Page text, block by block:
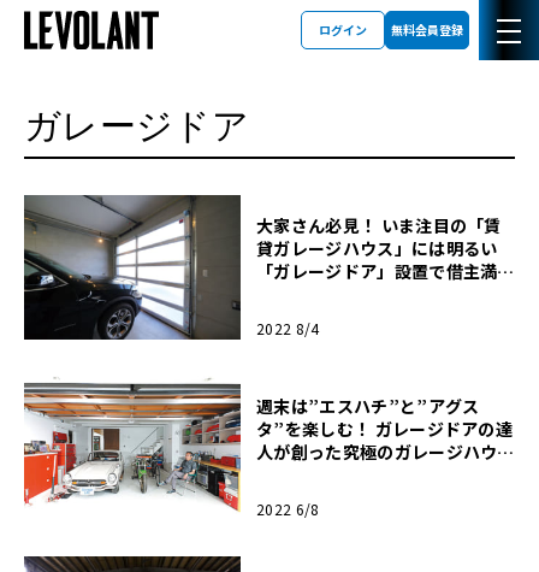
ログイン 無料会員登録
ガレージドア
大家さん必見！ いま注目の「賃
貸ガレージハウス」には明るい
「ガレージドア」設置で借主満足
2022 8/4
週末は”エスハチ”と”アグス
タ”を楽しむ！ ガレージドアの達
人が創った究極のガレージハウス
2022 6/8